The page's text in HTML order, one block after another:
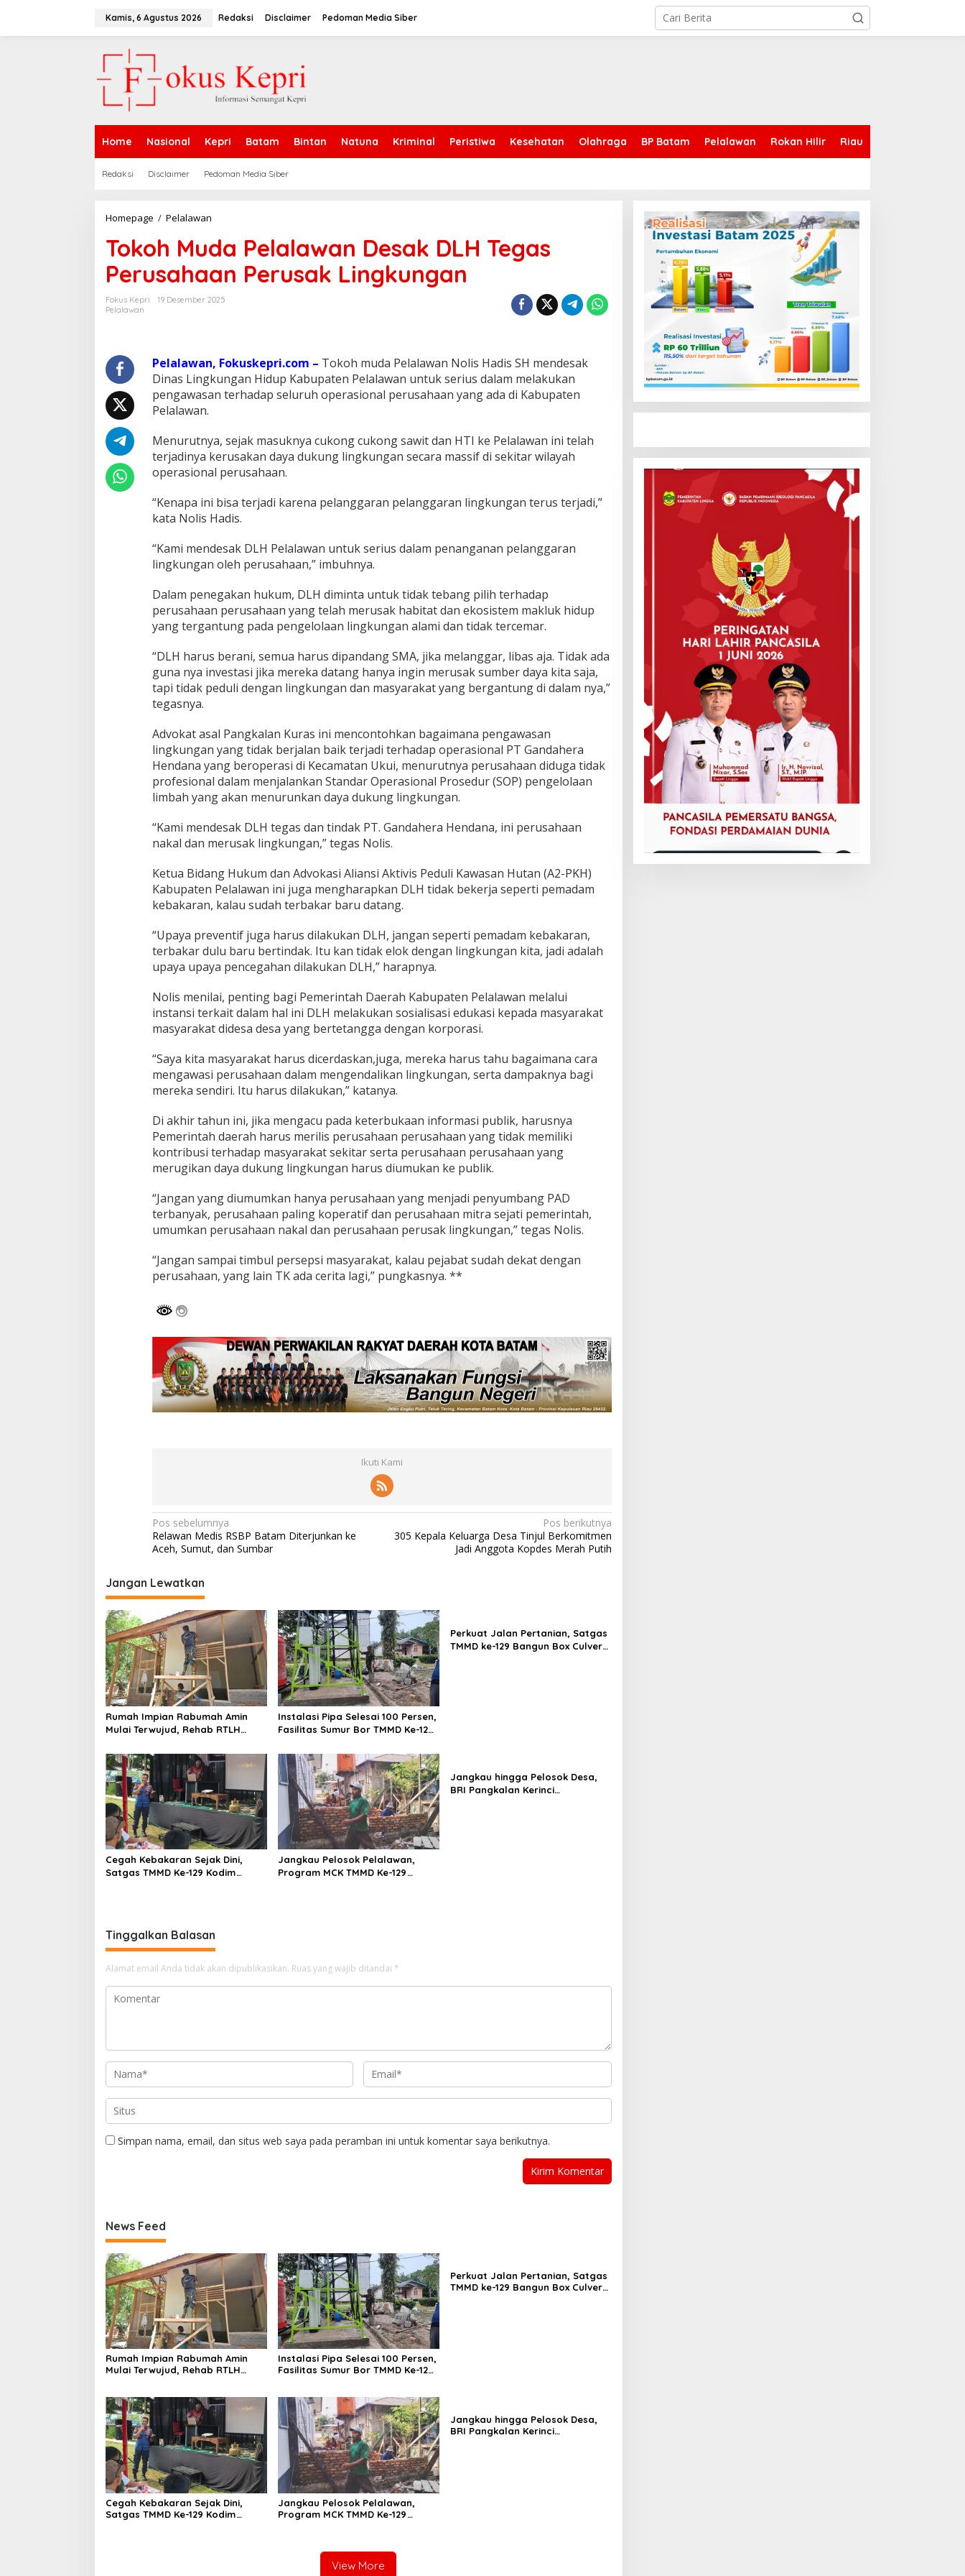
Kamis, 6 Agustus 2026 Redaksi Disclaimer Pedoman Media Siber
Home Nasional Kepri Batam Bintan Natuna Kriminal Peristiwa Kesehatan Olahraga BP Batam Pelalawan Rokan Hilir Riau
Redaksi Disclaimer Pedoman Media Siber
Homepage / Pelalawan
k
o
h
M
u
a
l
a
n
e
s
k
D
H
T
e
a
s
P
e
u
s
a
h
n
P
e
r
u
s
k
L
i
g
k
u
a
n
Tokoh Muda Pelalawan Desak DLH Tegas
Perusahaan Perusak Lingkungan
Fokus Kepri
19 Desember 2025
Pelalawan
Pelalawan, Fokuskepri.com – Tokoh muda Pelalawan Nolis Hadis SH mendesak
Dinas Lingkungan Hidup Kabupaten Pelalawan untuk serius dalam melakukan
pengawasan terhadap seluruh operasional perusahaan yang ada di Kabupaten
Pelalawan.
Menurutnya, sejak masuknya cukong cukong sawit dan HTI ke Pelalawan ini telah
terjadinya kerusakan daya dukung lingkungan secara massif di sekitar wilayah
operasional perusahaan.
“Kenapa ini bisa terjadi karena pelanggaran pelanggaran lingkungan terus terjadi,”
kata Nolis Hadis.
“Kami mendesak DLH Pelalawan untuk serius dalam penanganan pelanggaran
lingkungan oleh perusahaan,” imbuhnya.
Dalam penegakan hukum, DLH diminta untuk tidak tebang pilih terhadap
perusahaan perusahaan yang telah merusak habitat dan ekosistem makluk hidup
yang tergantung pada pengelolaan lingkungan alami dan tidak tercemar.
“DLH harus berani, semua harus dipandang SMA, jika melanggar, libas aja. Tidak ada
guna nya investasi jika mereka datang hanya ingin merusak sumber daya kita saja,
tapi tidak peduli dengan lingkungan dan masyarakat yang bergantung di dalam nya,”
tegasnya.
Advokat asal Pangkalan Kuras ini mencontohkan bagaimana pengawasan
lingkungan yang tidak berjalan baik terjadi terhadap operasional PT Gandahera
Hendana yang beroperasi di Kecamatan Ukui, menurutnya perusahaan diduga tidak
profesional dalam menjalankan Standar Operasional Prosedur (SOP) pengelolaan
limbah yang akan menurunkan daya dukung lingkungan.
“Kami mendesak DLH tegas dan tindak PT. Gandahera Hendana, ini perusahaan
nakal dan merusak lingkungan,” tegas Nolis.
Ketua Bidang Hukum dan Advokasi Aliansi Aktivis Peduli Kawasan Hutan (A2-PKH)
Kabupaten Pelalawan ini juga mengharapkan DLH tidak bekerja seperti pemadam
kebakaran, kalau sudah terbakar baru datang.
“Upaya preventif juga harus dilakukan DLH, jangan seperti pemadam kebakaran,
terbakar dulu baru bertindak. Itu kan tidak elok dengan lingkungan kita, jadi adalah
upaya upaya pencegahan dilakukan DLH,” harapnya.
Nolis menilai, penting bagi Pemerintah Daerah Kabupaten Pelalawan melalui
instansi terkait dalam hal ini DLH melakukan sosialisasi edukasi kepada masyarakat
masyarakat didesa desa yang bertetangga dengan korporasi.
“Saya kita masyarakat harus dicerdaskan,juga, mereka harus tahu bagaimana cara
mengawasi perusahaan dalam mengendalikan lingkungan, serta dampaknya bagi
mereka sendiri. Itu harus dilakukan,” katanya.
Di akhir tahun ini, jika mengacu pada keterbukaan informasi publik, harusnya
Pemerintah daerah harus merilis perusahaan perusahaan yang tidak memiliki
kontribusi terhadap masyarakat sekitar serta perusahaan perusahaan yang
merugikan daya dukung lingkungan harus diumukan ke publik.
“Jangan yang diumumkan hanya perusahaan yang menjadi penyumbang PAD
terbanyak, perusahaan paling koperatif dan perusahaan mitra sejati pemerintah,
umumkan perusahaan nakal dan perusahaan perusak lingkungan,” tegas Nolis.
“Jangan sampai timbul persepsi masyarakat, kalau pejabat sudah dekat dengan
perusahaan, yang lain TK ada cerita lagi,” pungkasnya. **
Ikuti Kami
N
a
i
g
a
s
i
p
o
s
Pos sebelumnya
Relawan Medis RSBP Batam Diterjunkan ke
Aceh, Sumut, dan Sumbar
Pos berikutnya
305 Kepala Keluarga Desa Tinjul Berkomitmen
Jadi Anggota Kopdes Merah Putih
Jangan Lewatkan
Rumah Impian Rabumah Amin
Mulai Terwujud, Rehab RTLH
Tembus 51 Persen
Instalasi Pipa Selesai 100 Persen,
Fasilitas Sumur Bor TMMD Ke-129
Finis
Perkuat Jalan Pertanian, Satgas
TMMD ke-129 Bangun Box Culvert
Cegah Kebakaran Sejak Dini,
Satgas TMMD Ke-129 Kodim
Jangkau Pelosok Pelalawan,
Program MCK TMMD Ke-129
Jangkau hingga Pelosok Desa,
BRI Pangkalan Kerinci
Tinggalkan Balasan
Alamat email Anda tidak akan dipublikasikan. Ruas yang wajib ditandai *
Simpan nama, email, dan situs web saya pada peramban ini untuk komentar saya berikutnya.
News Feed
Rumah Impian Rabumah Amin
Mulai Terwujud, Rehab RTLH
Instalasi Pipa Selesai 100 Persen,
Fasilitas Sumur Bor TMMD Ke-129
Perkuat Jalan Pertanian, Satgas
TMMD ke-129 Bangun Box Culvert
Cegah Kebakaran Sejak Dini,
Satgas TMMD Ke-129 Kodim
Jangkau Pelosok Pelalawan,
Program MCK TMMD Ke-129
Jangkau hingga Pelosok Desa,
BRI Pangkalan Kerinci
View More